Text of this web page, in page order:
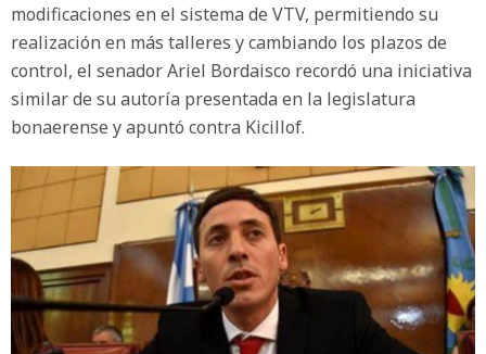
modificaciones en el sistema de VTV, permitiendo su
realización en más talleres y cambiando los plazos de
control, el senador Ariel Bordaisco recordó una iniciativa
similar de su autoría presentada en la legislatura
bonaerense y apuntó contra Kicillof.